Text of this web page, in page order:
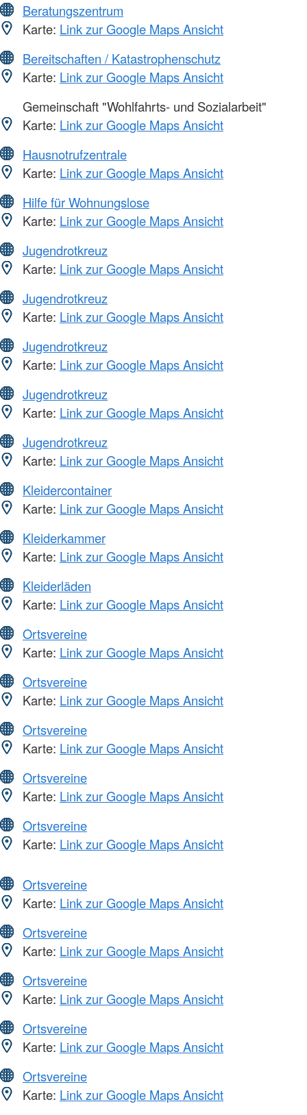
Beratungszentrum
Karte: Link zur Google Maps Ansicht
Bereitschaften / Katastrophenschutz
Karte: Link zur Google Maps Ansicht
Gemeinschaft "Wohlfahrts- und Sozialarbeit"
Karte: Link zur Google Maps Ansicht
Hausnotrufzentrale
Karte: Link zur Google Maps Ansicht
Hilfe für Wohnungslose
Karte: Link zur Google Maps Ansicht
Jugendrotkreuz
Karte: Link zur Google Maps Ansicht
Jugendrotkreuz
Karte: Link zur Google Maps Ansicht
Jugendrotkreuz
Karte: Link zur Google Maps Ansicht
Jugendrotkreuz
Karte: Link zur Google Maps Ansicht
Jugendrotkreuz
Karte: Link zur Google Maps Ansicht
Kleidercontainer
Karte: Link zur Google Maps Ansicht
Kleiderkammer
Karte: Link zur Google Maps Ansicht
Kleiderläden
Karte: Link zur Google Maps Ansicht
Ortsvereine
Karte: Link zur Google Maps Ansicht
Ortsvereine
Karte: Link zur Google Maps Ansicht
Ortsvereine
Karte: Link zur Google Maps Ansicht
Ortsvereine
Karte: Link zur Google Maps Ansicht
Ortsvereine
Karte: Link zur Google Maps Ansicht
Ortsvereine
Karte: Link zur Google Maps Ansicht
Ortsvereine
Karte: Link zur Google Maps Ansicht
Ortsvereine
Karte: Link zur Google Maps Ansicht
Ortsvereine
Karte: Link zur Google Maps Ansicht
Ortsvereine
Karte: Link zur Google Maps Ansicht